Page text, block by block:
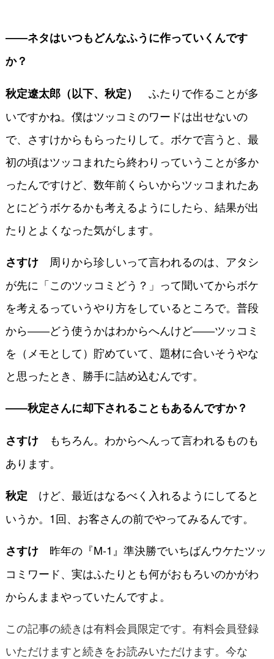
――ネタはいつもどんなふうに作っていくんです
か？
秋定遼太郎（以下、秋定）
ふたりで作ることが多
いですかね。僕はツッコミのワードは出せないの
で、さすけからもらったりして。ボケで言うと、最
初の頃はツッコまれたら終わりっていうことが多か
ったんですけど、数年前くらいからツッコまれたあ
とにどうボケるかも考えるようにしたら、結果が出
たりとよくなった気がします。
さすけ周りから珍しいって言われるのは、アタシ
が先に「このツッコミどう？」って聞いてからボケ
を考えるっていうやり方をしているところで。普段
から――どう使うかはわからへんけど――ツッコミ
を（メモとして）貯めていて、題材に合いそうやな
と思ったとき、勝手に詰め込むんです。
――秋定さんに却下されることもあるんですか？
さすけもちろん。わからへんって言われるものも
あります。
秋定 けど、最近はなるべく入れるようにしてると
いうか。1回、お客さんの前でやってみるんです。
さすけ昨年の『M-1』準決勝でいちばんウケたツッ
コミワード、実はふたりとも何がおもろいのかがわ
からんままやっていたんですよ。
この記事の続きは有料会員限定です。有料会員登録
いただけますと続きをお読みいただけます。今な